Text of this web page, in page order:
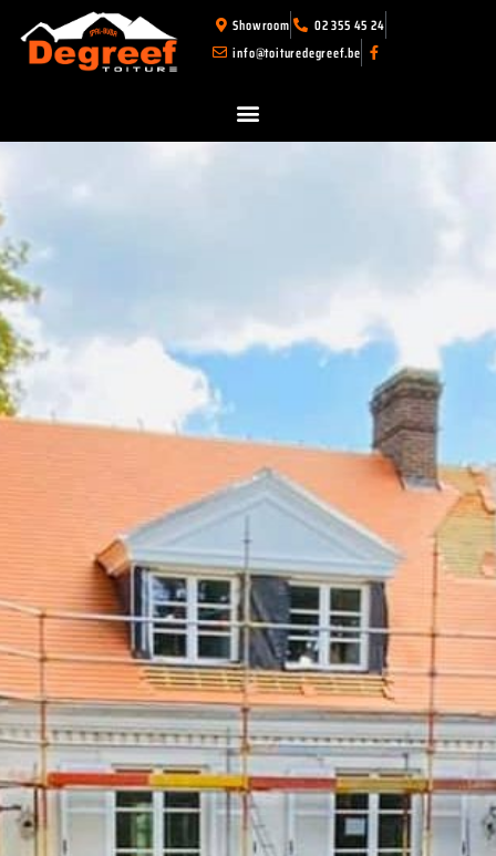
Showroom
02 355 45 24
info@toituredegreef.be